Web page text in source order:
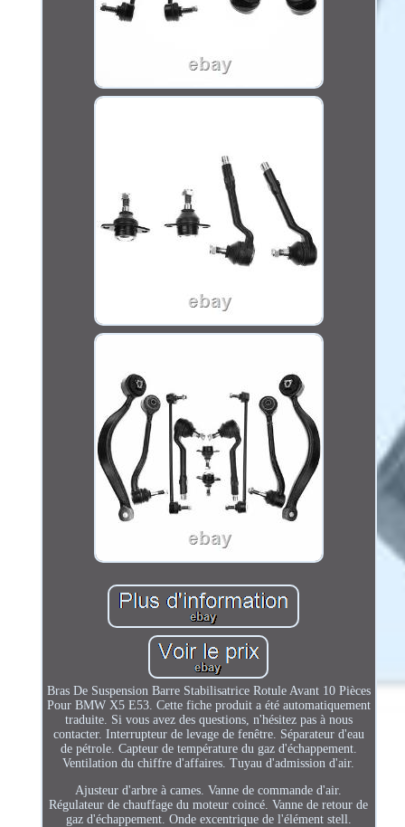
Bras De Suspension Barre Stabilisatrice Rotule Avant 10 Pièces
Pour BMW X5 E53. Cette fiche produit a été automatiquement
traduite. Si vous avez des questions, n'hésitez pas à nous
contacter. Interrupteur de levage de fenêtre. Séparateur d'eau
de pétrole. Capteur de température du gaz d'échappement.
Ventilation du chiffre d'affaires. Tuyau d'admission d'air.
Ajusteur d'arbre à cames. Vanne de commande d'air.
Régulateur de chauffage du moteur coincé. Vanne de retour de
gaz d'échappement. Onde excentrique de l'élément stell.